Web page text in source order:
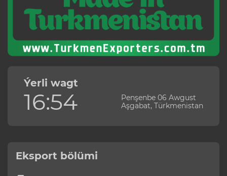
Ýerli wagt
16:54
Penşenbe 06 Awgust
Aşgabat, Türkmenistan
Eksport bölümi